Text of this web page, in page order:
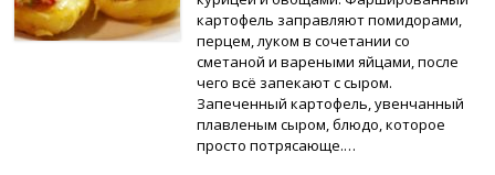
картофель заправляют помидорами,
перцем, луком в сочетании со
сметаной и вареными яйцами, после
чего всё запекают с сыром.
Запеченный картофель, увенчанный
плавленым сыром, блюдо, которое
просто потрясающе.…